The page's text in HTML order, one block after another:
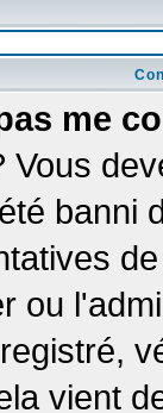
me
Vous
banni
ou
vient